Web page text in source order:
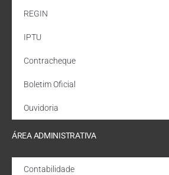
REGIN
IPTU
Contracheque
Boletim Oficial
Ouvidoria
ÁREA ADMINISTRATIVA
Contabilidade